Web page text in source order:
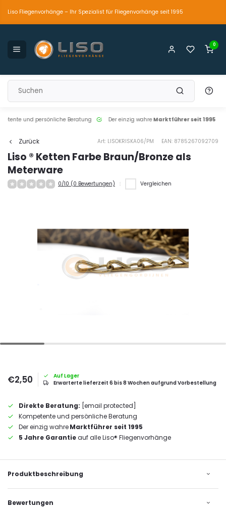
Liso Fliegenvorhänge – Ihr Spezialist für Fliegenvorhänge seit 1995
0
und persönliche Beratung Der einzig wahreMarktführer seit 1995
Zurück Art: LISOKRISKA06/PM EAN: 8785267092709
Liso ® Ketten Farbe Braun/Bronze als
Meterware
0/10 (0 Bewertungen) Vergleichen
€2,50
Auf Lager
Erwarterte lieferzeit 6 bis 8 Wochen aufgrund Vorbestellung
Direkte Beratung: [email protected]
Kompetente und persönliche Beratung
Der einzig wahreMarktführer seit 1995
5 Jahre Garantieauf alle Liso® Fliegenvorhänge
Produktbeschreibung
Bewertungen